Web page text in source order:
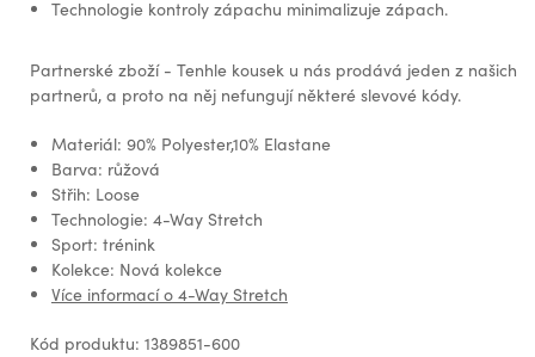
Technologie kontroly zápachu minimalizuje zápach.
Partnerské zboží - Tenhle kousek u nás prodává jeden z našich
partnerů, a proto na něj nefungují některé slevové kódy.
Materiál: 90% Polyester,10% Elastane
Barva: růžová
Střih: Loose
Technologie: 4-Way Stretch
Sport: trénink
Kolekce: Nová kolekce
Více informací o 4-Way Stretch
Kód produktu: 1389851-600